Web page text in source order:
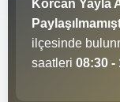
Korcan Yayla
ilçesinde
saatleri 08:30 -